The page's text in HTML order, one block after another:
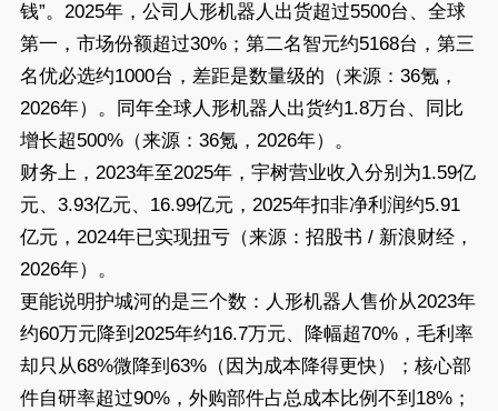
钱”。2025年，公司人形机器人出货超过5500台、全球
第一，市场份额超过30%；第二名智元约5168台，第三
名优必选约1000台，差距是数量级的（来源：36氪，
2026年）。同年全球人形机器人出货约1.8万台、同比
增长超500%（来源：36氪，2026年）。
财务上，2023年至2025年，宇树营业收入分别为1.59亿
元、3.93亿元、16.99亿元，2025年扣非净利润约5.91
亿元，2024年已实现扭亏（来源：招股书 / 新浪财经，
2026年）。
更能说明护城河的是三个数：人形机器人售价从2023年
约60万元降到2025年约16.7万元、降幅超70%，毛利率
却只从68%微降到63%（因为成本降得更快）；核心部
件自研率超过90%，外购部件占总成本比例不到18%；